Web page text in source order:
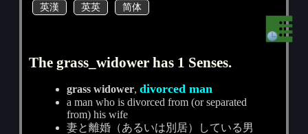
英漢 英英 简体
The grass_widower has 1 Senses.
grass widower,divorced man
a man who is divorced from (or separated
from) his wife
妻と離婚（あるいは別居）している男